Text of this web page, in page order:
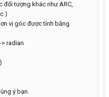
đối tượng khác như ARC,
)
vị góc được tính bằng
radian
ý bạn.